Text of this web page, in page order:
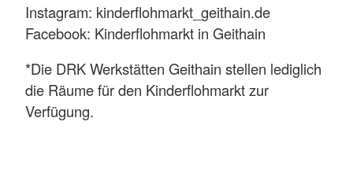
Instagram: kinderflohmarkt_geithain.de
Facebook: Kinderflohmarkt in Geithain
*Die DRK Werkstätten Geithain stellen lediglich
die Räume für den Kinderflohmarkt zur
Verfügung.